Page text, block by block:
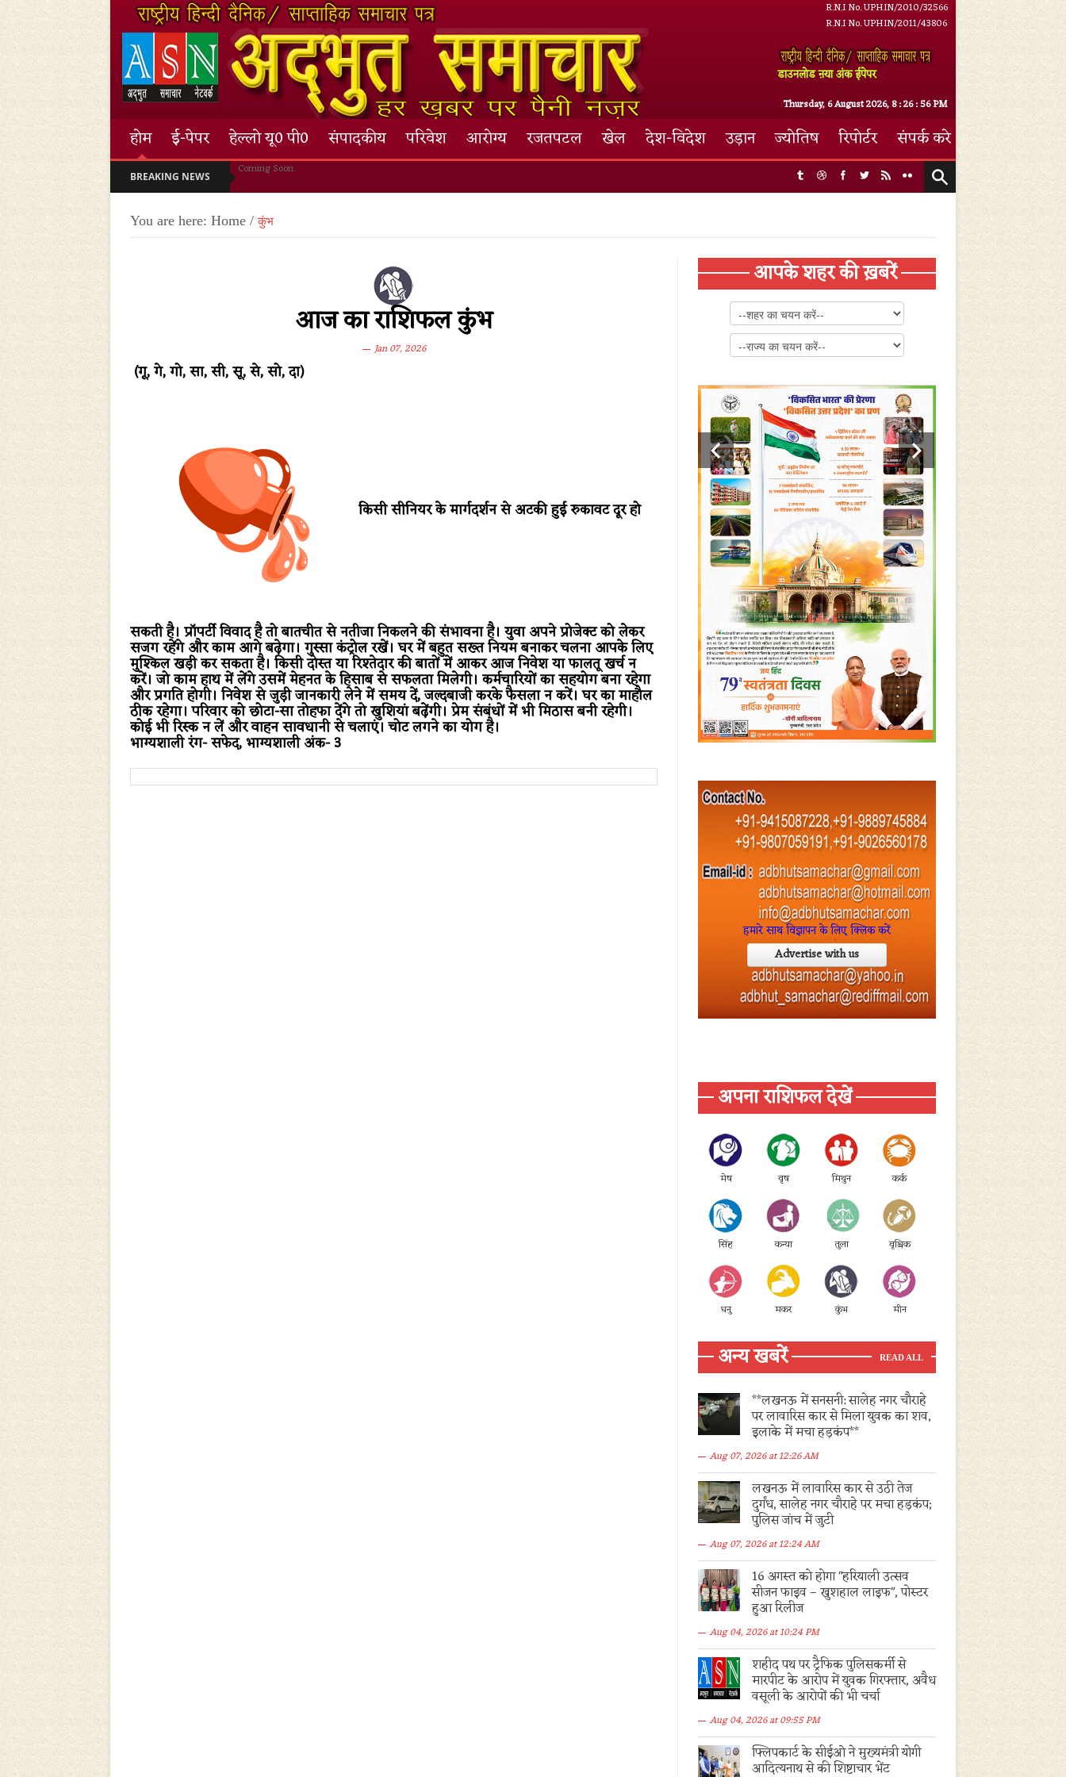
R.N.I No. UPHIN/2010/32566
R.N.I No. UPHIN/2011/43806
डाउनलोड ऩया अंक ईपेपर
Thursday, 6 August 2026,8:26:57 PM
होम ई-पेपर हेल्लो यू0 पी0 संपादकीय परिवेश आरोग्य रजतपटल खेल देश-विदेश उड़ान ज्योतिष रिपोर्टर संपर्क करे
BREAKING NEWS Coming Soon.
You are here: Home / कुंभ
आज का राशिफल कुंभ
Jan 07, 2026
(गू, गे, गो, सा, सी, सू, से, सो, दा)
किसी सीनियर के मार्गदर्शन से अटकी हुई रुकावट दूर हो
सकती है। प्रॉपर्टी विवाद है तो बातचीत से नतीजा निकलने की संभावना है। युवा अपने प्रोजेक्ट को लेकर
सजग रहेंगे और काम आगे बढ़ेगा। गुस्सा कंट्रोल रखें। घर में बहुत सख्त नियम बनाकर चलना आपके लिए
मुश्किल खड़ी कर सकता है। किसी दोस्त या रिश्तेदार की बातों में आकर आज निवेश या फालतू खर्च न
करें। जो काम हाथ में लेंगे उसमें मेहनत के हिसाब से सफलता मिलेगी। कर्मचारियों का सहयोग बना रहेगा
और प्रगति होगी। निवेश से जुड़ी जानकारी लेने में समय दें, जल्दबाजी करके फैसला न करें। घर का माहौल
ठीक रहेगा। परिवार को छोटा-सा तोहफा देंगे तो खुशियां बढ़ेंगी। प्रेम संबंधों में भी मिठास बनी रहेगी।
कोई भी रिस्क न लें और वाहन सावधानी से चलाएं। चोट लगने का योग है।
भाग्यशाली रंग-सफेद,भाग्यशाली अंक-3
आपके शहर की ख़बरें
हमारे साथ विज्ञापन के लिए क्लिक करें
Advertise with us
अपना राशिफल देखें
मेष वृष मिथुन कर्क
सिंह कन्या तुला वृश्चिक
धनु मकर कुंभ मीन
अन्य खबरें READ ALL
**लखनऊ में सनसनी: सालेह नगर चौराहे
पर लावारिस कार से मिला युवक का शव,
इलाके में मचा हड़कंप**
Aug 07, 2026 at 12:26 AM
लखनऊ में लावारिस कार से उठी तेज
दुर्गंध, सालेह नगर चौराहे पर मचा हड़कंप;
पुलिस जांच में जुटी
Aug 07, 2026 at 12:24 AM
16 अगस्त को होगा "हरियाली उत्सव
सीजन फाइव – खुशहाल लाइफ", पोस्टर
हुआ रिलीज
Aug 04, 2026 at 10:24 PM
शहीद पथ पर ट्रैफिक पुलिसकर्मी से
मारपीट के आरोप में युवक गिरफ्तार, अवैध
वसूली के आरोपों की भी चर्चा
Aug 04, 2026 at 09:55 PM
फ्लिपकार्ट के सीईओ ने मुख्यमंत्री योगी
आदित्यनाथ से की शिष्टाचार भेंट